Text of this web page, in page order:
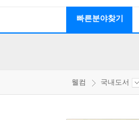
빠른분야찾기
웰컴 국내도서